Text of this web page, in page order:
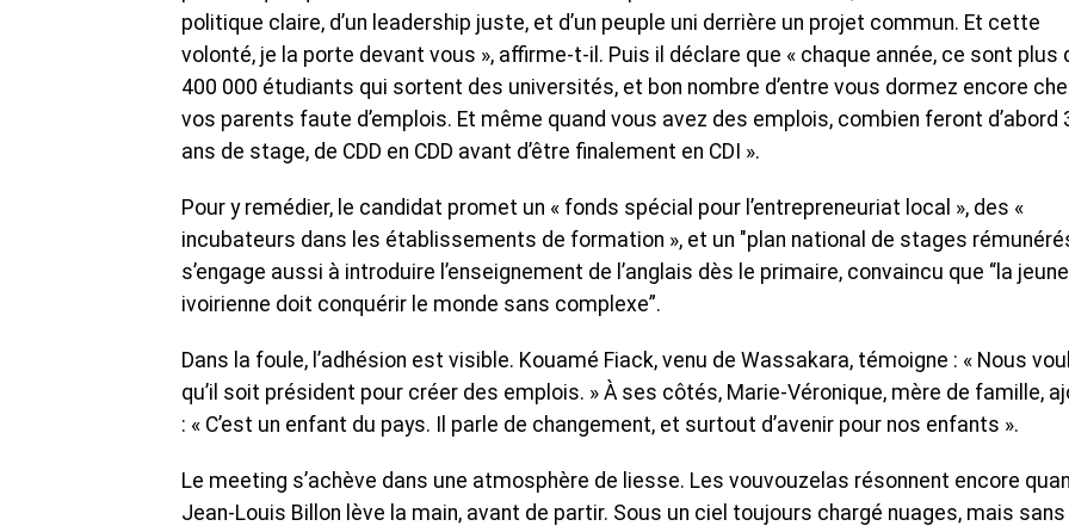
politique claire, d’un leadership juste, et d’un peuple uni derrière un projet commun. Et cette
volonté, je la porte devant vous », affirme-t-il. Puis il déclare que « chaque année, ce sont plus
400 000 étudiants qui sortent des universités, et bon nombre d’entre vous dormez encore
vos parents faute d’emplois. Et même quand vous avez des emplois, combien feront d’abord
ans de stage, de CDD en CDD avant d’être finalement en CDI ».
Pour y remédier, le candidat promet un « fonds spécial pour l’entrepreneuriat local », des «
incubateurs dans les établissements de formation », et un "plan national de stages rémunérés
s’engage aussi à introduire l’enseignement de l’anglais dès le primaire, convaincu que “la
ivoirienne doit conquérir le monde sans complexe”.
Dans la foule, l’adhésion est visible. Kouamé Fiack, venu de Wassakara, témoigne : « Nous
qu’il soit président pour créer des emplois. » À ses côtés, Marie-Véronique, mère de famille,
: « C’est un enfant du pays. Il parle de changement, et surtout d’avenir pour nos enfants ».
‎Le meeting s’achève dans une atmosphère de liesse. Les vouvouzelas résonnent encore
Jean-Louis Billon lève la main, avant de partir. Sous un ciel toujours chargé nuages, mais sans